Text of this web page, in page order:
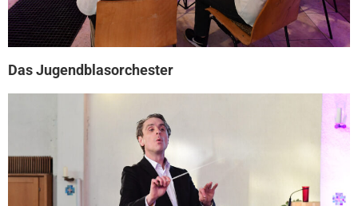
Das Jugendblasorchester